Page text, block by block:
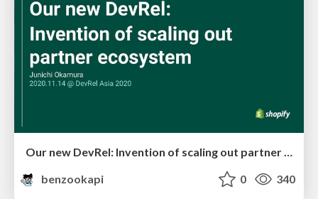
Our new DevRel: Invention of scaling out partner ecosystem
benzookapi
0 340